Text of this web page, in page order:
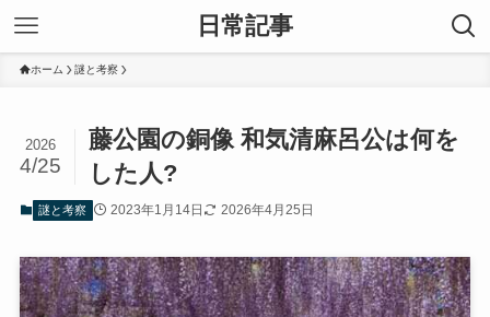
日常記事
ホーム 謎と考察
藤公園の銅像 和気清麻呂公は何を
した人?
2026
4/25
謎と考察 2023年1月14日 2026年4月25日